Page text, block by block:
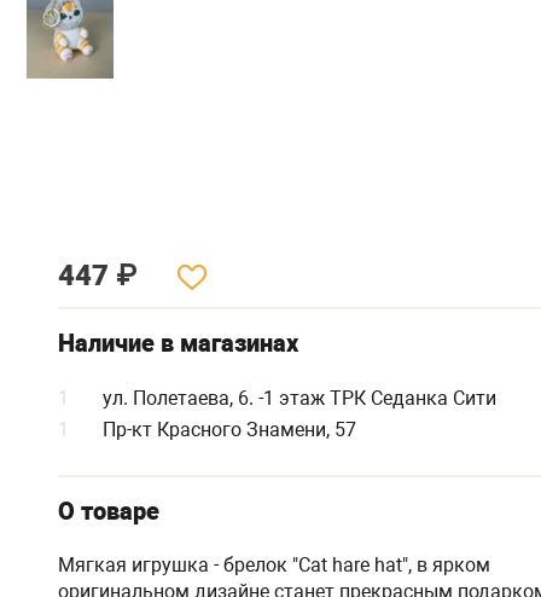
447 ₽
Наличие в магазинах
1
ул. Полетаева, 6. -1 этаж ТРК Седанка Сити
1
Пр-кт Красного Знамени, 57
О товаре
Мягкая игрушка - брелок "Cat hare hat", в ярком
оригинальном дизайне станет прекрасным